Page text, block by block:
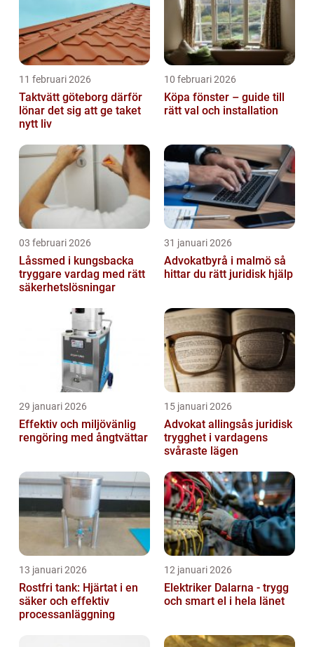
11 februari 2026
Taktvätt göteborg därför
lönar det sig att ge taket
nytt liv
10 februari 2026
Köpa fönster – guide till
rätt val och installation
03 februari 2026
Låssmed i kungsbacka
tryggare vardag med rätt
säkerhetslösningar
31 januari 2026
Advokatbyrå i malmö så
hittar du rätt juridisk hjälp
29 januari 2026
Effektiv och miljövänlig
rengöring med ångtvättar
15 januari 2026
Advokat allingsås juridisk
trygghet i vardagens
svåraste lägen
13 januari 2026
Rostfri tank: Hjärtat i en
säker och effektiv
processanläggning
12 januari 2026
Elektriker Dalarna - trygg
och smart el i hela länet